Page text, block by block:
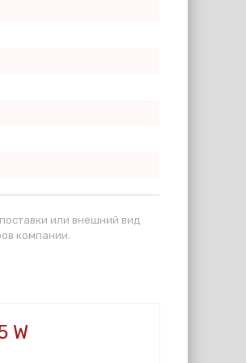
или внешний вид
компании.
W